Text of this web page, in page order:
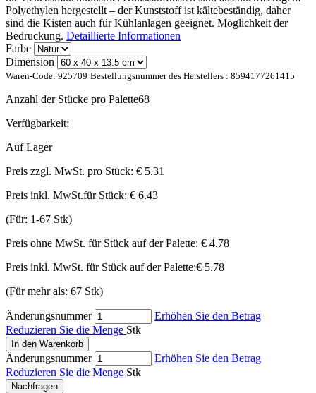
Polyethylen hergestellt – der Kunststoff ist kältebeständig, daher
sind die Kisten auch für Kühlanlagen geeignet. Möglichkeit der
Bedruckung. Detaillierte Informationen
Farbe
Dimension
Waren-Code: 925709 Bestellungsnummer des Herstellers : 8594177261415
Anzahl der Stücke pro Palette68
Verfügbarkeit:
Auf Lager
Preis zzgl. MwSt. pro Stück: € 5.31
Preis inkl. MwSt.für Stück: € 6.43
(Für: 1-67 Stk)
Preis ohne MwSt. für Stück auf der Palette: € 4.78
Preis inkl. MwSt. für Stück auf der Palette:€ 5.78
(Für mehr als: 67 Stk)
Änderungsnummer
Erhöhen Sie den Betrag
Reduzieren Sie die Menge Stk
In den Warenkorb
Änderungsnummer
Erhöhen Sie den Betrag
Reduzieren Sie die Menge Stk
Nachfragen